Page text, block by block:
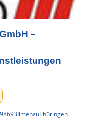
–
98693IlmenauThüringen